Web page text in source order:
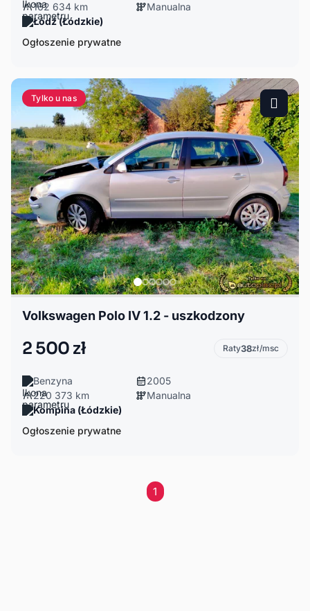
162 634 km
Manualna
Łódź (Łódzkie)
Ogłoszenie prywatne
Tylko u nas
Volkswagen Polo IV 1.2 - uszkodzony
2 500 zł Raty38zł/msc
Benzyna
2005
220 373 km
Manualna
Kompina (Łódzkie)
Ogłoszenie prywatne
1